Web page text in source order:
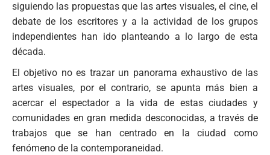
siguiendo las propuestas que las artes visuales, el cine, el
debate de los escritores y a la actividad de los grupos
independientes han ido planteando a lo largo de esta
década.
El objetivo no es trazar un panorama exhaustivo de las
artes visuales, por el contrario, se apunta más bien a
acercar el espectador a la vida de estas ciudades y
comunidades en gran medida desconocidas, a través de
trabajos que se han centrado en la ciudad como
fenómeno de la contemporaneidad.